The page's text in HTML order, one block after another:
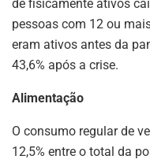
de fisicamente ativos
pessoas com 12 ou
eram ativos antes da
43,6% após a crise.
Alimentação
O consumo regular de
12,5% entre o total da